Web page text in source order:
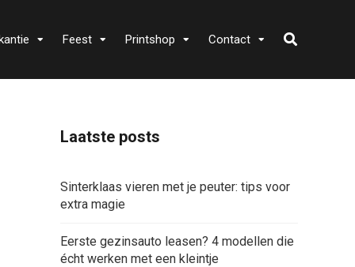
Feest Printshop Contact
Laatste posts
Sinterklaas vieren met je peuter: tips voor
extra magie
Eerste gezinsauto leasen? 4 modellen die
écht werken met een kleintje